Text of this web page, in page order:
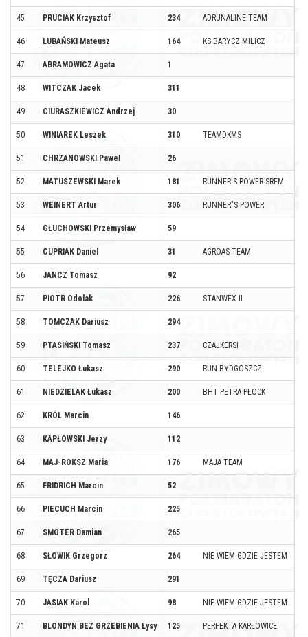
45 PRUCIAK Krzysztof 234 ADRUNALINE TEAM
46 LUBAŃSKI Mateusz 164 KS BARYCZ MILICZ
47 ABRAMOWICZ Agata 1
48 WITCZAK Jacek 311
49 CIURASZKIEWICZ Andrzej 30
50 WINIAREK Leszek 310 TEAMDKMS
51 CHRZANOWSKI Paweł 26
52 MATUSZEWSKI Marek 181 RUNNER'S POWER SREM
53 WEINERT Artur 306 RUNNER"S POWER
54 GŁUCHOWSKI Przemysław 59
55 CUPRIAK Daniel 31 AGROAS TEAM
56 JANCZ Tomasz 92
57 PIOTR Odolak 226 STANWEX II
58 TOMCZAK Dariusz 294
59 PTASIŃSKI Tomasz 237 CZAJKERSI
60 TELEJKO Łukasz 290 RUN BYDGOSZCZ
61 NIEDZIELAK Łukasz 200 BHT PETRA PŁOCK
62 KRÓL Marcin 146
63 KAPŁOWSKI Jerzy 112
64 MAJ-ROKSZ Maria 176 MAJA TEAM
65 FRIDRICH Marcin 52
66 PIECUCH Marcin 225
67 SMOTER Damian 265
68 SŁOWIK Grzegorz 264 NIE WIEM GDZIE JESTEM
69 TĘCZA Dariusz 291
70 JASIAK Karol 98 NIE WIEM GDZIE JESTEM
71 BLONDYN BEZ GRZEBIENIA Łysy 125 PERFEKTA KARŁOWICE